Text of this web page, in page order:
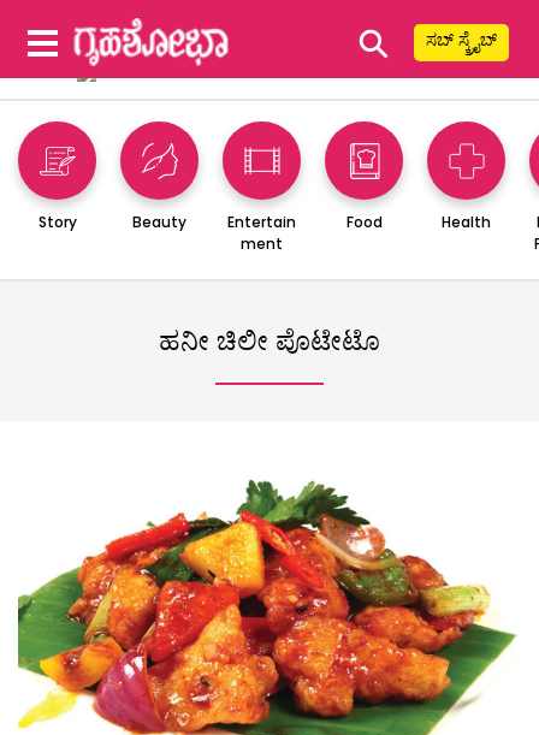
⚲ ಸಬ್ ಸ್ಕ್ರೈಬ್
Story Beauty
Entertain
ment
Food Health
ಹನೀ ಚಿಲೀ ಪೊಟೇಟೊ